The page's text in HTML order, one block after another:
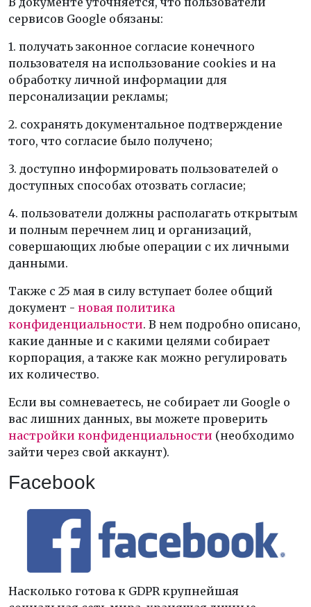
сервисов Google обязаны:
1. получать законное согласие конечного
пользователя на использование cookies и на
обработку личной информации для
персонализации рекламы;
2. сохранять документальное подтверждение
того, что согласие было получено;
3. доступно информировать пользователей о
доступных способах отозвать согласие;
4. пользователи должны располагать открытым
и полным перечнем лиц и организаций,
совершающих любые операции с их личными
данными.
Также с 25 мая в силу вступает более общий
документ - новая политика
конфиденциальности. В нем подробно описано,
какие данные и с какими целями собирает
корпорация, а также как можно регулировать
их количество.
Если вы сомневаетесь, не собирает ли Google о
вас лишних данных, вы можете проверить
настройки конфиденциальности (необходимо
зайти через свой аккаунт).
Facebook
Насколько готова к GDPR крупнейшая